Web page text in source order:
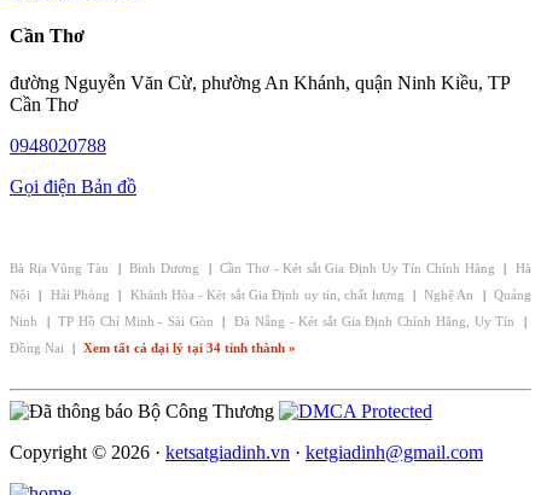
Cần Thơ
đường Nguyễn Văn Cừ, phường An Khánh, quận Ninh Kiều, TP
Cần Thơ
0948020788
Gọi điện Bản đồ
Bà Rịa Vũng Tàu | Bình Dương | Cần Thơ - Két sắt Gia Định Uy Tín Chính Hãng |
Hà
Nội
| Hải Phòng | Khánh Hòa - Két sắt Gia Định uy tín, chất lượng | Nghệ An |
Quảng
Ninh
| TP Hồ Chí Minh - Sài Gòn | Đà Nẵng - Két sắt Gia Định Chính Hãng, Uy Tín
|
Đồng Nai
| Xem tất cả đại lý tại 34 tỉnh thành »
Copyright © 2026 · ketsatgiadinh.vn · ketgiadinh@gmail.com